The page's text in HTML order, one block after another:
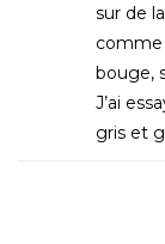
sur de
comme
bouge,
J’ai
gris et